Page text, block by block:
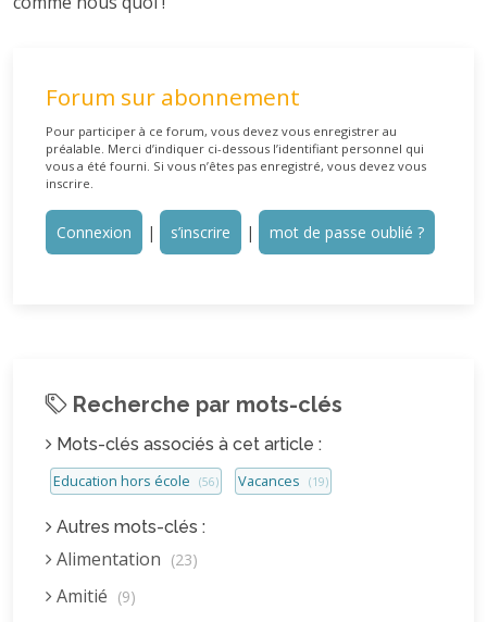
Forum sur abonnement
Pour participer à ce forum, vous devez vous enregistrer au
préalable. Merci d’indiquer ci-dessous l’identifiant personnel qui
vous a été fourni. Si vous n’êtes pas enregistré, vous devez vous
inscrire.
Connexion | s’inscrire | mot de passe oublié ?
Recherche par mots-clés
Mots-clés associés à cet article :
Education hors école (56) Vacances (19)
Autres mots-clés :
Alimentation (23)
Amitié (9)